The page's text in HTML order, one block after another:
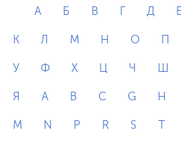
А Б В Г Д
К Л М Н О П
У Ф Х Ц Ч Ш
Я A B C G H
M N P R S T